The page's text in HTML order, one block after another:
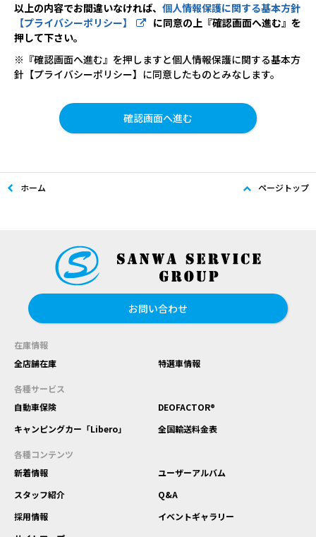
以上の内容でお間違いなければ、 個人情報保護に関する基本方針
【プライバシーポリシー】
に同意の上『確認画面へ進む』を
押して下さい。
※『確認画面へ進む』を押しますと個人情報保護に関する基本方
針【プライバシーポリシー】に同意したものとみなします。
ホーム ページトップ
お問い合わせ
在庫情報
全店舗在庫
特選車情報
各種サービス
自動車保険
DEOFACTOR®
キャンピングカー「Libero」
全国輸送料金表
各種コンテンツ
新着情報
ユーザーアルバム
スタッフ紹介
Q&A
採用情報
イベントギャラリー